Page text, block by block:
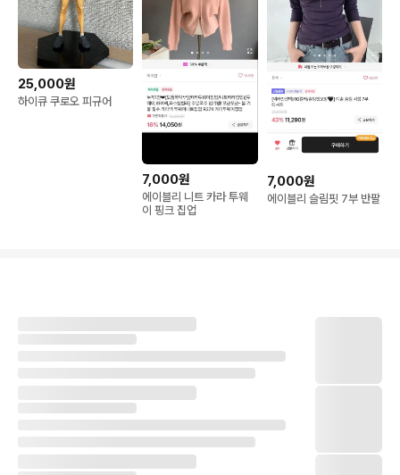
25,000원
하이큐 쿠로오 피규어
7,000원
에이블리 니트 카라 투웨
이 핑크 집업
7,000원
에이블리 슬림핏 7부 반팔